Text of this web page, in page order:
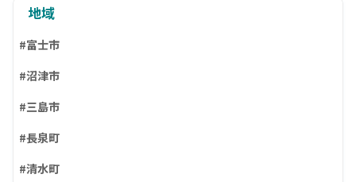
地域
#富士市
#沼津市
#三島市
#長泉町
#清水町